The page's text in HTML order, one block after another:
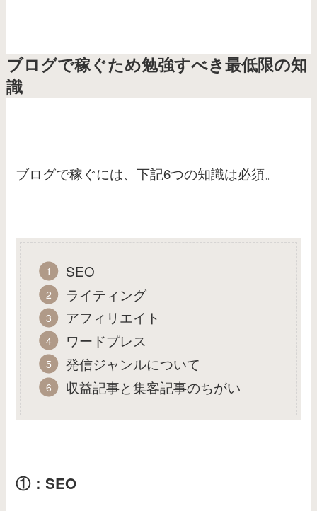
ブログで稼ぐため勉強すべき最低限の知
識
ブログで稼ぐには、下記6つの知識は必須。
SEO
ライティング
アフィリエイト
ワードプレス
発信ジャンルについて
収益記事と集客記事のちがい
①：SEO